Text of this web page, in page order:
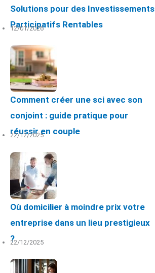
Solutions pour des Investissements
Participatifs Rentables
12/01/2026
Comment créer une sci avec son
conjoint : guide pratique pour
réussir en couple
22/12/2025
Où domicilier à moindre prix votre
entreprise dans un lieu prestigieux
?
22/12/2025